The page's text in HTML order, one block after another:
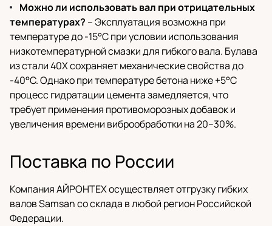
Можно ли использовать вал при отрицательных
температурах? – Эксплуатация возможна при
температуре до -15°C при условии использования
низкотемпературной смазки для гибкого вала. Булава
из стали 40Х сохраняет механические свойства до
-40°C. Однако при температуре бетона ниже +5°C
процесс гидратации цемента замедляется, что
требует применения противоморозных добавок и
увеличения времени виброобработки на 20–30%.
Поставка по России
Компания АЙРОНТЕХ осуществляет отгрузку гибких
валов Samsan со склада в любой регион Российской
Федерации.